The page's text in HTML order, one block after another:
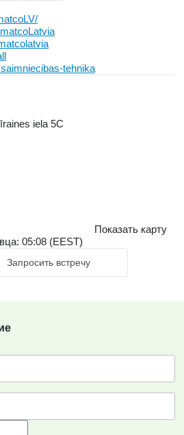
tehnika
iela 5C
Показать карту
05:08 (EEST)
Запросить встречу